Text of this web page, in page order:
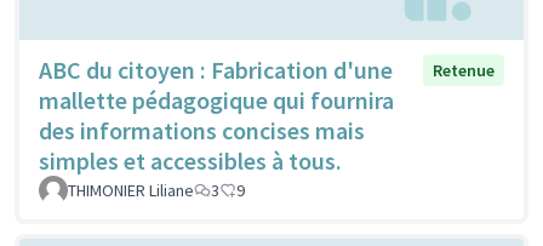
ABC du citoyen : Fabrication d'une
mallette pédagogique qui fournira
des informations concises mais
simples et accessibles à tous.
Retenue
THIMONIER Liliane 3 9